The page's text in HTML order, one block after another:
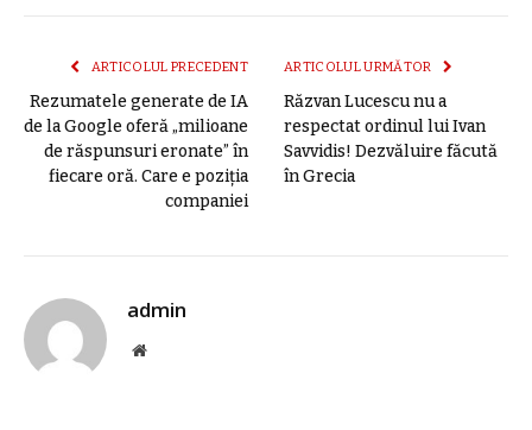
ARTICOLUL PRECEDENT
Rezumatele generate de IA
de la Google oferă „milioane
de răspunsuri eronate” în
fiecare oră. Care e poziția
companiei
ARTICOLUL URMĂTOR
Răzvan Lucescu nu a
respectat ordinul lui Ivan
Savvidis! Dezvăluire făcută
în Grecia
admin
Site